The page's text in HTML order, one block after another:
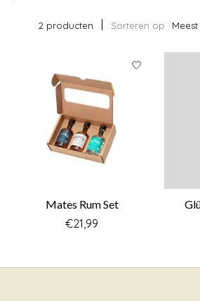
2 producten Sorteren op
Mates Rum Set
€21,99